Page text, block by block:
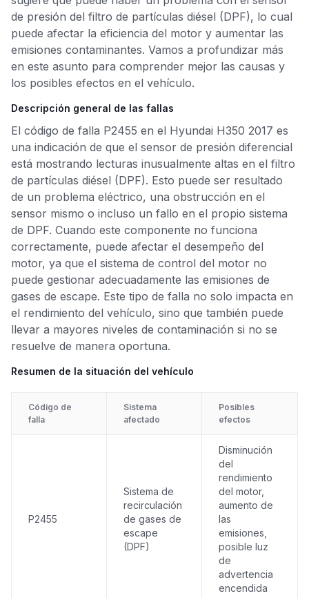
de presión del filtro de partículas diésel (DPF), lo cual
puede afectar la eficiencia del motor y aumentar las
emisiones contaminantes. Vamos a profundizar más
en este asunto para comprender mejor las causas y
los posibles efectos en el vehículo.
Descripción general de las fallas
El código de falla P2455 en el Hyundai H350 2017 es
una indicación de que el sensor de presión diferencial
está mostrando lecturas inusualmente altas en el filtro
de partículas diésel (DPF). Esto puede ser resultado
de un problema eléctrico, una obstrucción en el
sensor mismo o incluso un fallo en el propio sistema
de DPF. Cuando este componente no funciona
correctamente, puede afectar el desempeño del
motor, ya que el sistema de control del motor no
puede gestionar adecuadamente las emisiones de
gases de escape. Este tipo de falla no solo impacta en
el rendimiento del vehículo, sino que también puede
llevar a mayores niveles de contaminación si no se
resuelve de manera oportuna.
Resumen de la situación del vehículo
Código de
falla
Sistema
afectado
Posibles
efectos
P2455
Sistema de
recirculación
de gases de
escape
(DPF)
Disminución
del
rendimiento
del motor,
aumento de
las
emisiones,
posible luz
de
advertencia
encendida